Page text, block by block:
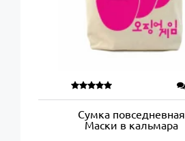
Сумка повседневная
Маски в кальмара